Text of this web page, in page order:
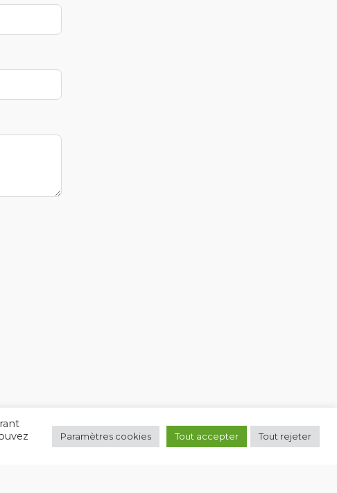
Paramètres cookies Tout accepter Tout rejeter